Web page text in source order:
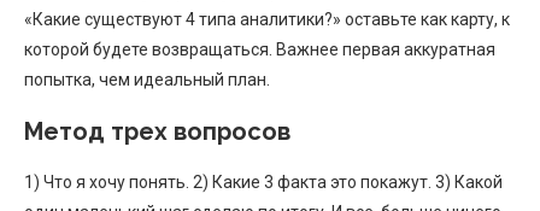
«Какие существуют 4 типа аналитики?» оставьте как карту, к
которой будете возвращаться. Важнее первая аккуратная
попытка, чем идеальный план.
Метод трех вопросов
1) Что я хочу понять. 2) Какие 3 факта это покажут. 3) Какой